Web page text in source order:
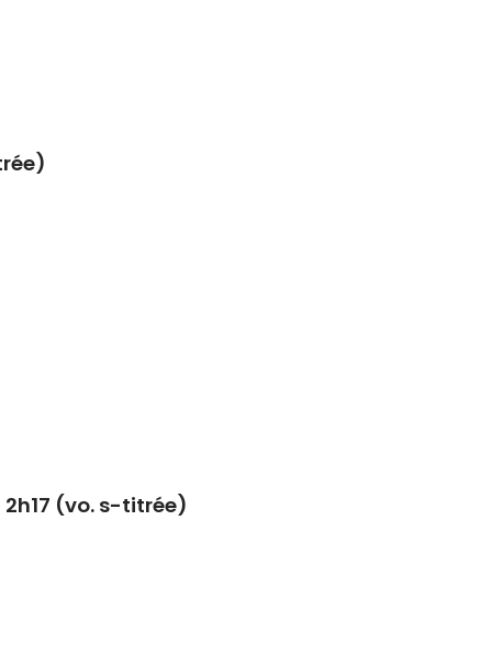
(vo. s-titrée)